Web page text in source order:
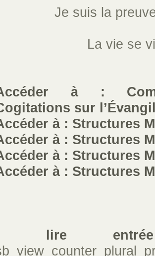
Je suis la
La vie se
à :
sur
à : Structures
à : Structures
à : Structures
à : Structures
lire